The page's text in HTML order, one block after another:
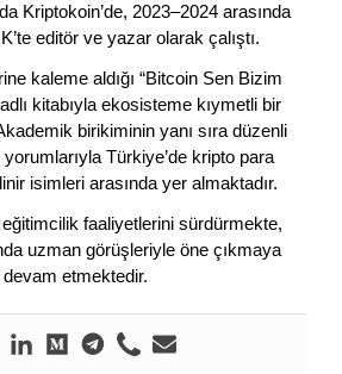
Kriptokoin’de, 2023–2024 arasında
editör ve yazar olarak çalıştı.
kaleme aldığı “Bitcoin Sen Bizim
kitabıyla ekosisteme kıymetli bir
birikiminin yanı sıra düzenli
Türkiye’de kripto para
isimleri arasında yer almaktadır.
faaliyetlerini sürdürmekte,
uzman görüşleriyle öne çıkmaya
devam etmektedir.